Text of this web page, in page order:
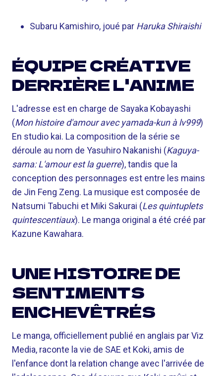
Subaru Kamishiro, joué par Haruka Shiraishi
ÉQUIPE CRÉATIVE
DERRIÈRE L'ANIME
L'adresse est en charge de Sayaka Kobayashi
(Mon histoire d'amour avec yamada-kun à lv999)
En studio kai. La composition de la série se
déroule au nom de Yasuhiro Nakanishi (Kaguya-
sama: L'amour est la guerre), tandis que la
conception des personnages est entre les mains
de Jin Feng Zeng. La musique est composée de
Natsumi Tabuchi et Miki Sakurai (Les quintuplets
quintescentiaux). Le manga original a été créé par
Kazune Kawahara.
UNE HISTOIRE DE
SENTIMENTS
ENCHEVÊTRÉS
Le manga, officiellement publié en anglais par Viz
Media, raconte la vie de SAE et Koki, amis de
l'enfance dont la relation change avec l'arrivée de